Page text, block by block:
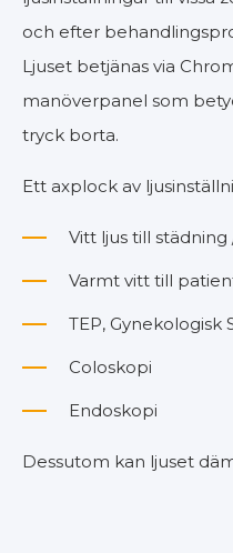
och efter
Ljuset betjänas via
manöverpanel som
tryck borta.
Ett axplock av
Vitt ljus till städning
Varmt vitt till
TEP, Gynekologisk
Coloskopi
Endoskopi
Dessutom kan ljuset